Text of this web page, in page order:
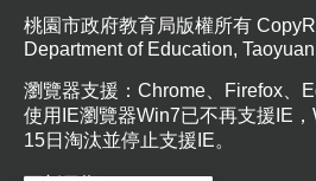
站
安
政
策
桃園市政府教育局版權所有
Department of Education,
瀏覽器支援：Chrome、Firefox、
使用IE瀏覽器Win7已不再支援IE
15日淘汰並停止支援IE。